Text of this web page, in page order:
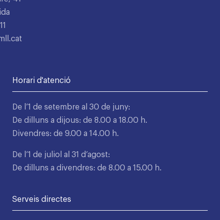
Horari d'atenció
De l’1 de setembre al 30 de juny:
De dilluns a dijous: de 8.00 a 18.00 h.
Divendres: de 9.00 a 14.00 h.
De l’1 de juliol al 31 d’agost:
De dilluns a divendres: de 8.00 a 15.00 h.
Serveis directes